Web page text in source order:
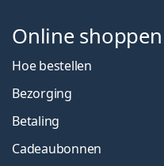
Online shoppen
Hoe bestellen
Bezorging
Betaling
Cadeaubonnen